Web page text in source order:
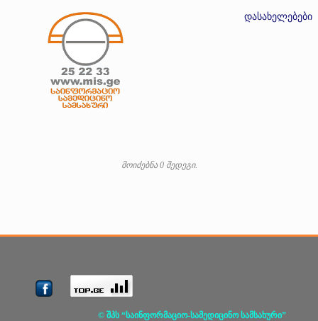
დასახელებები
მოიძებნა 0 შედეგი.
© შპს “საინფორმაციო-სამედიცინო სამსახური”